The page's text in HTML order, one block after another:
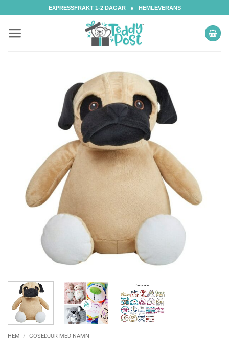
to
EXPRESSFRAKT 1-2 DAGAR ● HEMLEVERANS
HEM / GOSEDJUR MED NAMN